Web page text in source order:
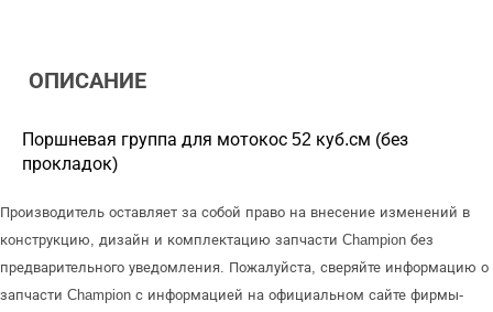
ОПИСАНИЕ
Поршневая группа для мотокос 52 куб.см (без
прокладок)
Производитель оставляет за собой право на внесение изменений в
конструкцию, дизайн и комплектацию запчасти Champion без
предварительного уведомления. Пожалуйста, сверяйте информацию о
запчасти Champion с информацией на официальном сайте фирмы-